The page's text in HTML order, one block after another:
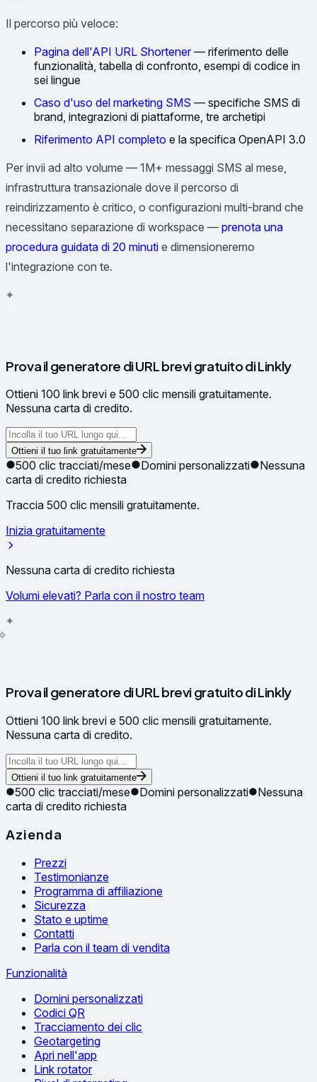
Il percorso più veloce:
Pagina dell'API URL Shortener — riferimento delle
funzionalità, tabella di confronto, esempi di codice in
sei lingue
Caso d'uso del marketing SMS — specifiche SMS di
brand, integrazioni di piattaforme, tre archetipi
Riferimento API completo e la specifica OpenAPI 3.0
Per invii ad alto volume — 1M+ messaggi SMS al mese,
infrastruttura transazionale dove il percorso di
reindirizzamento è critico, o configurazioni multi-brand che
necessitano separazione di workspace — prenota una
procedura guidata di 20 minuti e dimensioneremo
l'integrazione con te.
Prova il generatore di URL brevi gratuito di Linkly
Ottieni 100 link brevi e 500 clic mensili gratuitamente.
Nessuna carta di credito.
Ottieni il tuo link gratuitamente
500 clic tracciati/mese Domini personalizzati
Nessuna
carta di credito richiesta
Traccia 500 clic mensili gratuitamente.
Inizia gratuitamente
Nessuna carta di credito richiesta
Volumi elevati? Parla con il nostro team
✧
Prova il generatore di URL brevi gratuito di Linkly
Ottieni 100 link brevi e 500 clic mensili gratuitamente.
Nessuna carta di credito.
Ottieni il tuo link gratuitamente
500 clic tracciati/mese Domini personalizzati
Nessuna
carta di credito richiesta
Azienda
Prezzi
Testimonianze
Programma di affiliazione
Sicurezza
Stato e uptime
Contatti
Parla con il team di vendita
Funzionalità
Domini personalizzati
Codici QR
Tracciamento dei clic
Geotargeting
Apri nell'app
Link rotator